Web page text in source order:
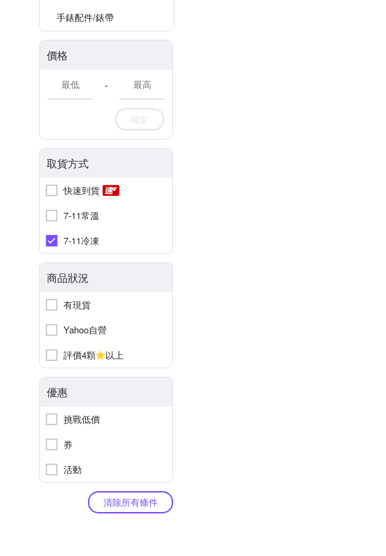
手錶配件/錶帶
價格
-
確定
取貨方式
快速到貨
7-11常溫
7-11冷凍
商品狀況
有現貨
Yahoo自營
評價4顆
以上
優惠
挑戰低價
券
活動
清除所有條件